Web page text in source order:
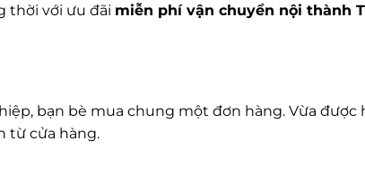
thời với ưu đãi miễn phí vận chuyển nội thành
bạn bè mua chung một đơn hàng. Vừa được
từ cửa hàng.